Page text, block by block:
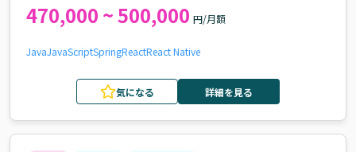
470,000 ~ 500,000 円/月額
JavaJavaScriptSpringReactReact Native
気になる 詳細を見る